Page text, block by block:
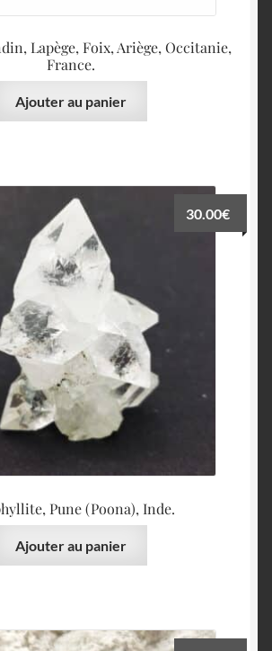
Lapège, Foix, Ariège, Occitanie,
France.
Ajouter au panier
Pune (Poona), Inde.
30.00€
Ajouter au panier